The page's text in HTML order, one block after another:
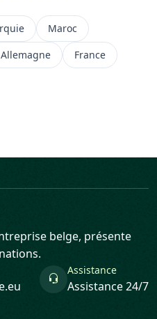
Maroc
Allemagne France
belge, présente
Assistance
Assistance 24/7